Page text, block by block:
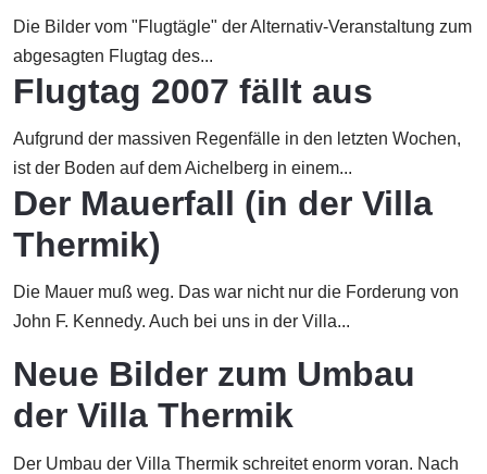
Die Bilder vom "Flugtägle" der Alternativ-Veranstaltung zum
abgesagten Flugtag des...
Flugtag 2007 fällt aus
Aufgrund der massiven Regenfälle in den letzten Wochen,
ist der Boden auf dem Aichelberg in einem...
Der Mauerfall (in der Villa
Thermik)
Die Mauer muß weg. Das war nicht nur die Forderung von
John F. Kennedy. Auch bei uns in der Villa...
Neue Bilder zum Umbau
der Villa Thermik
Der Umbau der Villa Thermik schreitet enorm voran. Nach